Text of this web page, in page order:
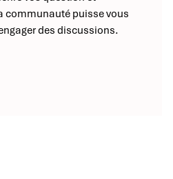
communauté puisse vous
des discussions.